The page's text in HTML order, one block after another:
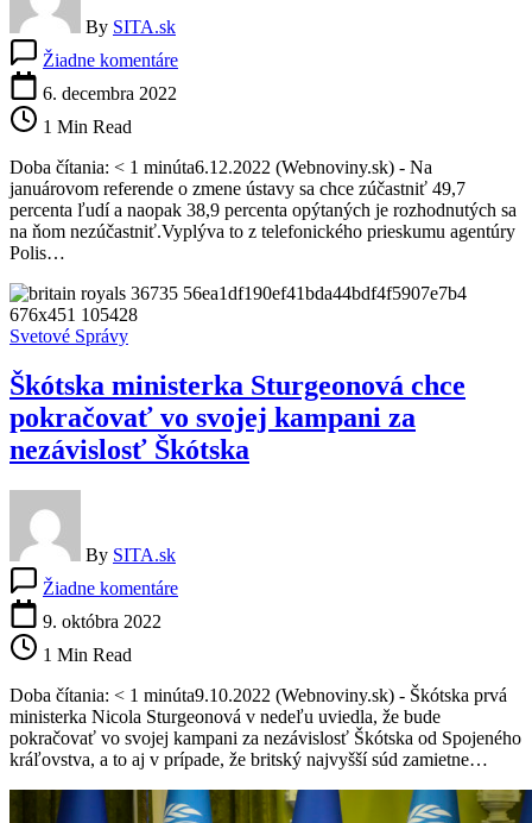
By SITA.sk
Žiadne komentárePrieskum
účasť
na
januárovom
referende
zmene
ústavy
6. decembra 2022
1 Min Read
Doba čítania: < 1 minúta6.12.2022 (Webnoviny.sk) - Na
januárovom referende o zmene ústavy sa chce zúčastniť 49,7
percenta ľudí a naopak 38,9 percenta opýtaných je rozhodnutých sa
na ňom nezúčastniť.Vyplýva to z telefonického prieskumu agentúry
Polis…
Svetové Správy
Škótska ministerka Sturgeonová chce
pokračovať vo svojej kampani za
nezávislosť Škótska
By SITA.sk
Žiadne komentáreŠkótska
vo
svojej
kampani
za
nezávislosť
Škótska
9. októbra 2022
1 Min Read
Doba čítania: < 1 minúta9.10.2022 (Webnoviny.sk) - Škótska prvá
ministerka Nicola Sturgeonová v nedeľu uviedla, že bude
pokračovať vo svojej kampani za nezávislosť Škótska od Spojeného
kráľovstva, a to aj v prípade, že britský najvyšší súd zamietne…